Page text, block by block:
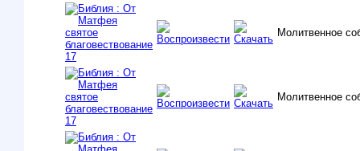
Молитвенное
Молитвенное